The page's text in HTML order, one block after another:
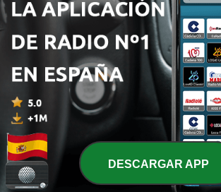
Mostrar más episodios
Podcasts de NRJ ELECTRO
DESCARGAR APP